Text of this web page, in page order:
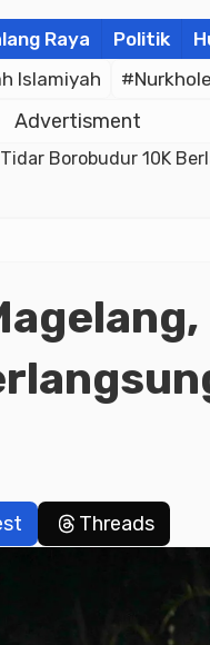
Raya Politik
Islamiyah
Advertisment
Borobudur 10K
Threads